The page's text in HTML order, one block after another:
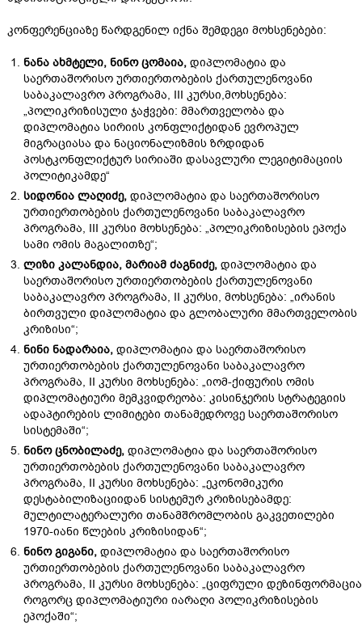
კონფერენციაზე წარდგენილ იქნა შემდეგი მოხსენებები:
ნანა ახმტელი, ნინო ცომაია, დიპლომატია და
საერთაშორისო ურთიერთობების ქართულენოვანი
საბაკალავრო პროგრამა, III კურსი,მოხსენება:
„პოლიკრიზისული ჯაჭვები: მმართველობა და
დიპლომატია სირიის კონფლიქტიდან ევროპულ
მიგრაციასა და ნაციონალიზმის ზრდიდან
პოსტკონფლიქტურ სირიაში დასავლური ლეგიტიმაციის
პოლიტიკამდე“
სიდონია ლაღიძე, დიპლომატია და საერთაშორისო
ურთიერთობების ქართულენოვანი საბაკალავრო
პროგრამა, III კურსი მოხსენება: „პოლიკრიზისების ეპოქა
სამი ომის მაგალითზე“;
ლიზი კალანდია, მარიამ ძაგნიძე, დიპლომატია და
საერთაშორისო ურთიერთობების ქართულენოვანი
საბაკალავრო პროგრამა, II კურსი, მოხსენება: „ირანის
ბირთვული დიპლომატია და გლობალური მმართველობის
კრიზისი“;
ნინი ნადარაია, დიპლომატია და საერთაშორისო
ურთიერთობების ქართულენოვანი საბაკალავრო
პროგრამა, II კურსი მოხსენება: „იომ-ქიფურის ომის
დიპლომატიური მემკვიდრეობა: კისინჯერის სტრატეგიის
ადაპტირების ლიმიტები თანამედროვე საერთაშორისო
სისტემაში“;
ნინო ცნობილაძე, დიპლომატია და საერთაშორისო
ურთიერთობების ქართულენოვანი საბაკალავრო
პროგრამა, II კურსი მოხსენება: „ეკონომიკური
დესტაბილიზაციიდან სისტემურ კრიზისებამდე:
მულტილატერალური თანამშრომლობის გაკვეთილები
1970-იანი წლების კრიზისიდან“;
ნინო გიგანი, დიპლომატია და საერთაშორისო
ურთიერთობების ქართულენოვანი საბაკალავრო
პროგრამა, II კურსი მოხსენება: „ციფრული დეზინფორმაცია
როგორც დიპლომატიური იარაღი პოლიკრიზისების
ეპოქაში“;